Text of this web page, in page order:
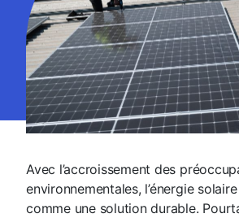
Avec l’accroissement des
environnementales, l’énergie
comme une solution durable.